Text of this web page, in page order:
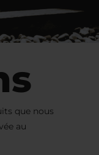
que nous
au